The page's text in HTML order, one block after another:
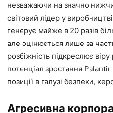
незважаючи на значно
світовий лідер у
генерує майже в 20 разів
але оцінюється лише за
розбіжність підкреслює
потенціал зростання Palantir
позиції в галузі безпеки,
Агресивна